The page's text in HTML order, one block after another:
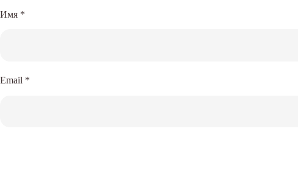
Имя *
Email *